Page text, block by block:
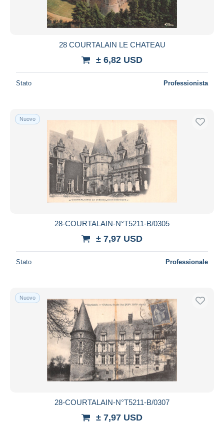
28 COURTALAIN LE CHATEAU
± 6,82 USD
Stato Professionista
Nuovo
28-COURTALAIN-N°T5211-B/0305
± 7,97 USD
Stato Professionale
Nuovo
28-COURTALAIN-N°T5211-B/0307
± 7,97 USD